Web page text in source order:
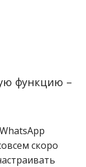
функцию –
скоро